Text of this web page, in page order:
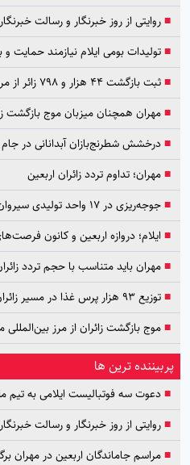
■روایتی از روز خبرنگار و رسالت
■تولیدات بومی ایلام نیازمند حمایت
■ثبت بازگشت ۴۴ هزار و ۷۹۸ زائر از مرز مهران
■مهران همچنان میزبان موج بازگشت
■درخشش شطرنج‌بازان آبدانانی در جام
■مهران؛ تداوم تردد زائران اربعین
■جوجه‌ریزی در ۱۷ واحد تولیدی سیروان انجام شد
■ ایلام؛ دروازه اربعین و کانون
■مهران باید متناسب با حجم تردد
■توزیع ۹۳ هزار پرس غذا در مسیر زائران اربعین
■موج بازگشت زائران از مرز بین‌المللی
پربیننده ترین ها
■دعوت سه فوتبالیست ایلامی به تیم
■روایتی از روز خبرنگار و رسالت
■مراسم جاماندگان اربعین در مهران